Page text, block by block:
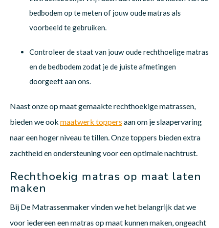
bedbodem op te meten of jouw oude matras als
voorbeeld te gebruiken.
Controleer de staat van jouw oude rechthoelige matras
en de bedbodem zodat je de juiste afmetingen
doorgeeft aan ons.
Naast onze op maat gemaakte rechthoekige matrassen,
bieden we ook maatwerk toppers aan om je slaapervaring
naar een hoger niveau te tillen. Onze toppers bieden extra
zachtheid en ondersteuning voor een optimale nachtrust.
Rechthoekig matras op maat laten
maken
Bij De Matrassenmaker vinden we het belangrijk dat we
voor iedereen een matras op maat kunnen maken, ongeacht